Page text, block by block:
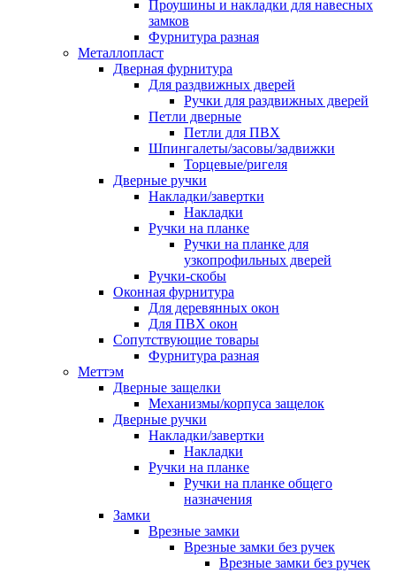
Проушины и накладки для навесных
замков
Фурнитура разная
Металлопласт
Дверная фурнитура
Для раздвижных дверей
Ручки для раздвижных дверей
Петли дверные
Петли для ПВХ
Шпингалеты/засовы/задвижки
Торцевые/ригеля
Дверные ручки
Накладки/завертки
Накладки
Ручки на планке
Ручки на планке для
узкопрофильных дверей
Ручки-скобы
Оконная фурнитура
Для деревянных окон
Для ПВХ окон
Сопутствующие товары
Фурнитура разная
Меттэм
Дверные защелки
Механизмы/корпуса защелок
Дверные ручки
Накладки/завертки
Накладки
Ручки на планке
Ручки на планке общего
назначения
Замки
Врезные замки
Врезные замки без ручек
Врезные замки без ручек